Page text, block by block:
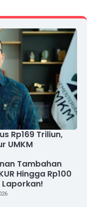
Rp169 Triliun,
UMKM
Tambahan
Hingga Rp100